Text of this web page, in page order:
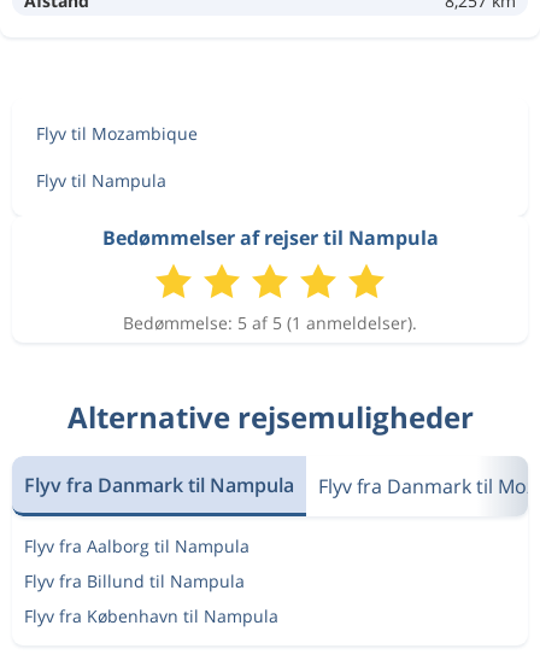
Flyv til Mozambique
Flyv til Nampula
Bedømmelser af rejser til Nampula
Bedømmelse: 5 af 5 (1 anmeldelser).
Alternative rejsemuligheder
Flyv fra Danmark til Nampula Flyv fra Danmark til
Flyv fra Aalborg til Nampula
Flyv fra Billund til Nampula
Flyv fra København til Nampula